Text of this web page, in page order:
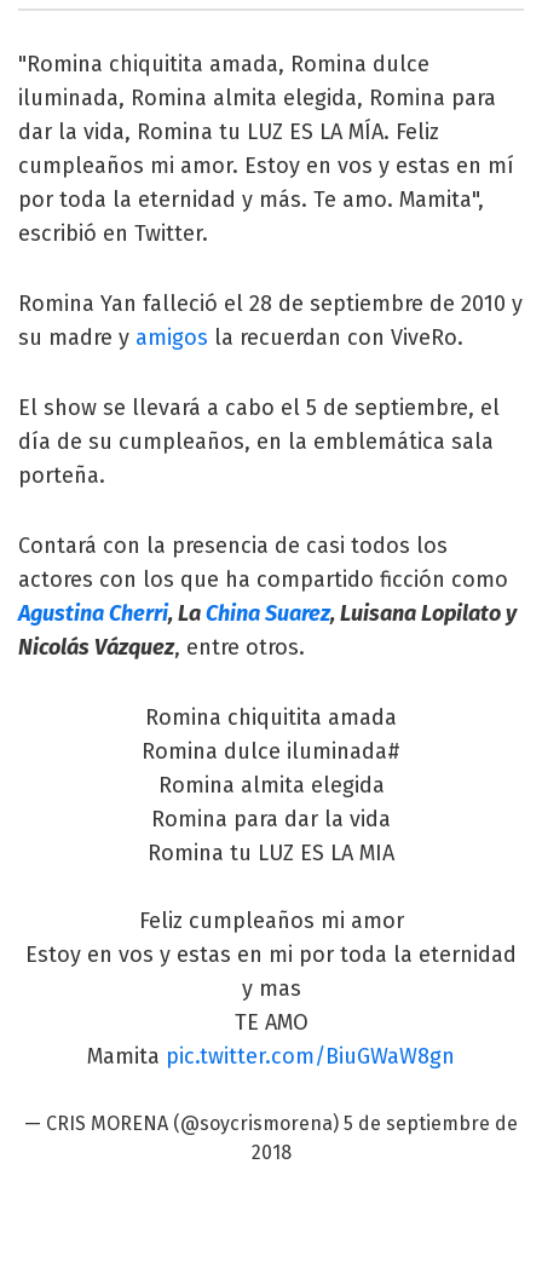
"Romina chiquitita amada, Romina dulce
iluminada, Romina almita elegida, Romina para
dar la vida, Romina tu LUZ ES LA MÍA. Feliz
cumpleaños mi amor. Estoy en vos y estas en mí
por toda la eternidad y más. Te amo. Mamita",
escribió en Twitter.
Romina Yan falleció el 28 de septiembre de 2010 y
su madre y amigos la recuerdan con ViveRo.
El show se llevará a cabo el 5 de septiembre, el
día de su cumpleaños, en la emblemática sala
porteña.
Contará con la presencia de casi todos los
actores con los que ha compartido ficción como
Agustina Cherri, LaChina Suarez, Luisana Lopilato y
Nicolás Vázquez, entre otros.
Romina chiquitita amada
Romina dulce iluminada#
Romina almita elegida
Romina para dar la vida
Romina tu LUZ ES LA MIA
Feliz cumpleaños mi amor
Estoy en vos y estas en mi por toda la eternidad
y mas
TE AMO
Mamita pic.twitter.com/BiuGWaW8gn
— CRIS MORENA (@soycrismorena) 5 de septiembre de
2018